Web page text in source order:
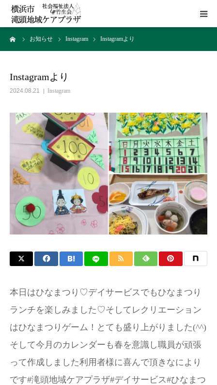
お知らせ Instagram Instagramより
Instagramより
2024.08.21 Instagram
本日はひなまつり♡デイサービスでもひなまつり
ランチを楽しみました♡そしてレクリエーション
はひなまつりゲーム！とても盛り上がりました(^^)
そして今月のカレンダーも春を意識し職員が頑張
って作成しました利用者様に喜んで頂きなにより
です#滝頭地域ケアプラザ#デイサービス#ひなまつ
HOME
施設概要
貸室
アクセス
お問い合わせ